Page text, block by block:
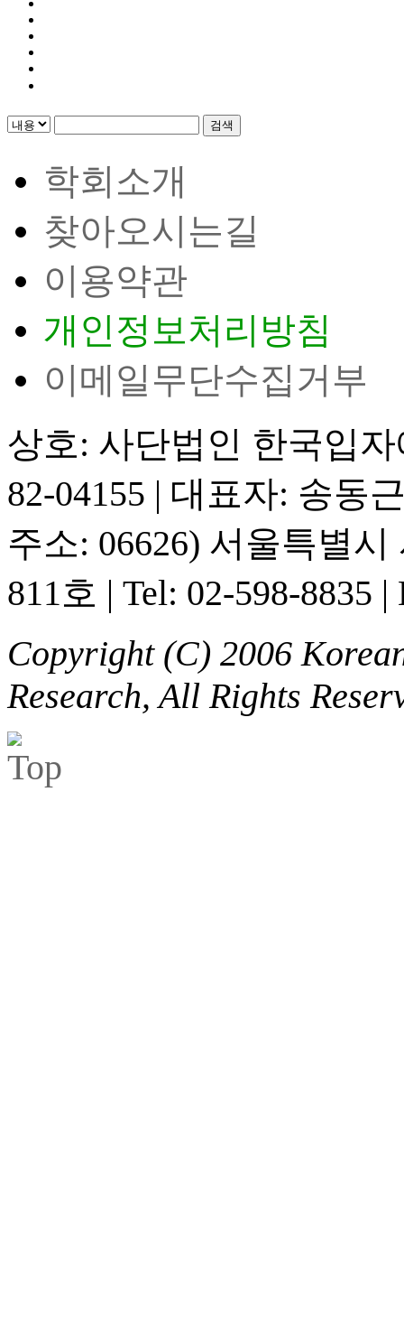
검색
학회소개
찾아오시는길
이용약관
개인정보처리방침
이메일무단수집거부
상호: 사단법인 한국입
82-04155 | 대표자: 송동
주소: 06626) 서울특별
811호 | Tel: 02-598-8835 |
Copyright (C) 2006
Research, All Rights